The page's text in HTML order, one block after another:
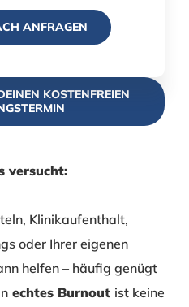
KOSTENFREIEN
versucht:
Klinikaufenthalt,
oder Ihrer eigenen
helfen – häufig genügt
echtes Burnout ist keine